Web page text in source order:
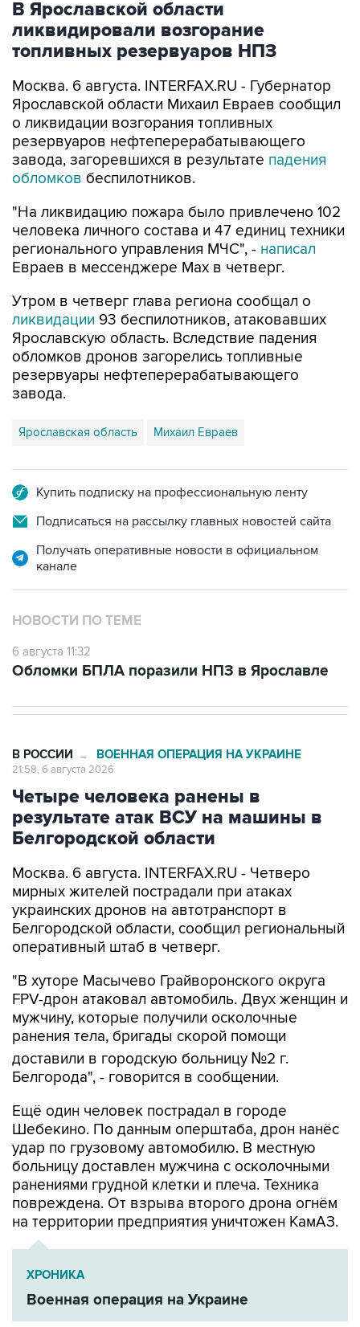
В Ярославской области
ликвидировали возгорание
топливных резервуаров НПЗ
Москва. 6 августа. INTERFAX.RU - Губернатор
Ярославской области Михаил Евраев сообщил
о ликвидации возгорания топливных
резервуаров нефтеперерабатывающего
завода, загоревшихся в результате падения
обломков беспилотников.
"На ликвидацию пожара было привлечено 102
человека личного состава и 47 единиц техники
регионального управления МЧС", - написал
Евраев в мессенджере Мах в четверг.
Утром в четверг глава региона сообщал о
ликвидации 93 беспилотников, атаковавших
Ярославскую область. Вследствие падения
обломков дронов загорелись топливные
резервуары нефтеперерабатывающего
завода.
Ярославская область Михаил Евраев
Купить подписку на профессиональную ленту
Подписаться на рассылку главных новостей сайта
Получать оперативные новости в официальном
канале
НОВОСТИ ПО ТЕМЕ
6 августа 11:32
Обломки БПЛА поразили НПЗ в Ярославле
В РОССИИ → ВОЕННАЯ ОПЕРАЦИЯ НА УКРАИНЕ
21:58, 6 августа 2026
Четыре человека ранены в
результате атак ВСУ на машины в
Белгородской области
Москва. 6 августа. INTERFAX.RU - Четверо
мирных жителей пострадали при атаках
украинских дронов на автотранспорт в
Белгородской области, сообщил региональный
оперативный штаб в четверг.
"В хуторе Масычево Грайворонского округа
FPV-дрон атаковал автомобиль. Двух женщин и
мужчину, которые получили осколочные
ранения тела, бригады скорой помощи
доставили в городскую больницу №2 г.
Белгорода", - говорится в сообщении.
Ещё один человек пострадал в городе
Шебекино. По данным оперштаба, дрон нанёс
удар по грузовому автомобилю. В местную
больницу доставлен мужчина с осколочными
ранениями грудной клетки и плеча. Техника
повреждена. От взрыва второго дрона огнём
на территории предприятия уничтожен КамАЗ.
ХРОНИКА
Военная операция на Украине